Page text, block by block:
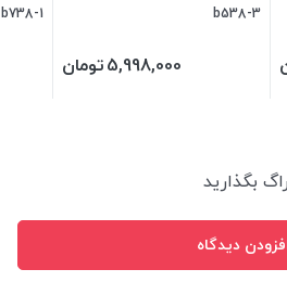
b538-3
5,998,000تومان
b738-1
بگذارید
دیدگاه